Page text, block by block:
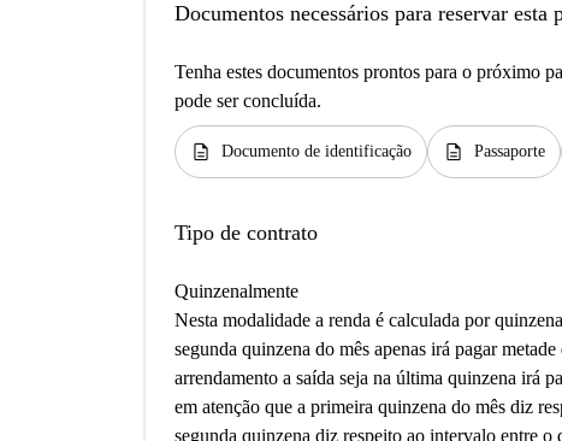
Documentos necessários para reservar esta
Tenha estes documentos prontos para o próximo
pode ser concluída.
description Documento de identificação description Passaporte
Tipo de contrato
Quinzenalmente
Nesta modalidade a renda é calculada por
segunda quinzena do mês apenas irá pagar
arrendamento a saída seja na última quinzena irá
em atenção que a primeira quinzena do mês diz
segunda quinzena diz respeito ao intervalo entre